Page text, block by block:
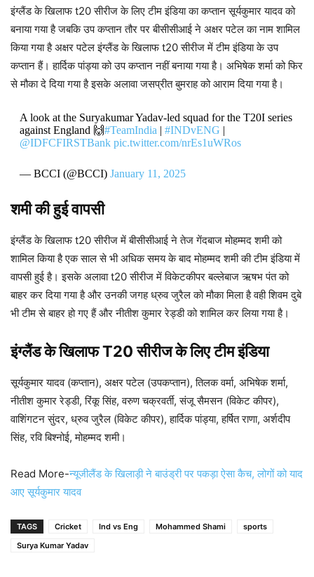
इंग्लैंड के खिलाफ t20 सीरीज के लिए टीम इंडिया का कप्तान सूर्यकुमार यादव को
बनाया गया है जबकि उप कप्तान तौर पर बीसीसीआई ने अक्षर पटेल का नाम शामिल
किया गया है अक्षर पटेल इंग्लैंड के खिलाफ t20 सीरीज में टीम इंडिया के उप
कप्तान हैं। हार्दिक पांड्या को उप कप्तान नहीं बनाया गया है। अभिषेक शर्मा को फिर
से मौका दे दिया गया है इसके अलावा जसप्रीत बुमराह को आराम दिया गया है।
A look at the Suryakumar Yadav-led squad for the T20I series
against England 🙌#TeamIndia | #INDvENG |
@IDFCFIRSTBank pic.twitter.com/nrEs1uWRos
— BCCI (@BCCI) January 11, 2025
शमी की हुई वापसी
इंग्लैंड के खिलाफ t20 सीरीज में बीसीसीआई ने तेज गेंदबाज मोहम्मद शमी को
शामिल किया है एक साल से भी अधिक समय के बाद मोहम्मद शमी की टीम इंडिया में
वापसी हुई है। इसके अलावा t20 सीरीज में विकेटकीपर बल्लेबाज ऋषभ पंत को
बाहर कर दिया गया है और उनकी जगह ध्रुव जुरैल को मौका मिला है वही शिवम दुबे
भी टीम से बाहर हो गए हैं और नीतीश कुमार रेड्डी को शामिल कर लिया गया है।
इंग्लैंड के खिलाफ T20 सीरीज के लिए टीम इंडिया
सूर्यकुमार यादव (कप्तान), अक्षर पटेल (उपकप्तान), तिलक वर्मा, अभिषेक शर्मा,
नीतीश कुमार रेड्डी, रिंकू सिंह, वरुण चक्रवर्ती, संजू सैमसन (विकेट कीपर),
वाशिंगटन सुंदर, ध्रुव जुरैल (विकेट कीपर), हार्दिक पांड्या, हर्षित राणा, अर्शदीप
सिंह, रवि बिश्नोई, मोहम्मद शमी।
Read More-न्यूजीलैंड के खिलाड़ी ने बाउंड्री पर पकड़ा ऐसा कैच, लोगों को याद
आए सूर्यकुमार यादव
TAGS Cricket Ind vs Eng Mohammed Shami
sports
Surya Kumar Yadav